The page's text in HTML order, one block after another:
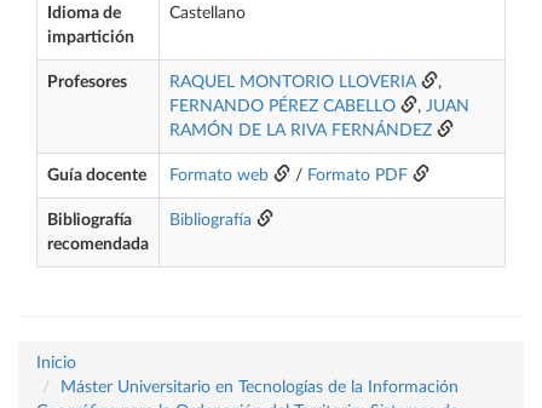
Idioma de
impartición
Castellano
Profesores RAQUEL MONTORIO LLOVERIA
,
FERNANDO PÉREZ CABELLO
, JUAN
RAMÓN DE LA RIVA FERNÁNDEZ
Guía docente Formato web / Formato PDF
Bibliografía
recomendada
Bibliografía
Inicio
Máster Universitario en Tecnologías de la Información